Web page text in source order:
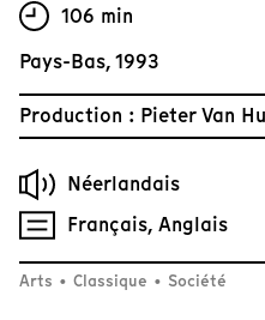
106 min
Pays-Bas, 1993
Production : Pieter Van
Néerlandais
Français, Anglais
Arts • Classique • Société